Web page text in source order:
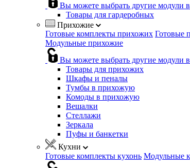
Вы можете выбрать другие модули
Товары для гардеробных
Прихожие
Готовые комплекты прихожих Готовые
Модульные прихожие
Вы можете выбрать другие модули
Товары для прихожих
Шкафы и пеналы
Тумбы в прихожую
Комоды в прихожую
Вешалки
Стеллажи
Зеркала
Пуфы и банкетки
Кухни
Готовые комплекты кухонь Модульные